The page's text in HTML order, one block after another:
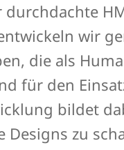
wir
die als
für den
bildet
zu